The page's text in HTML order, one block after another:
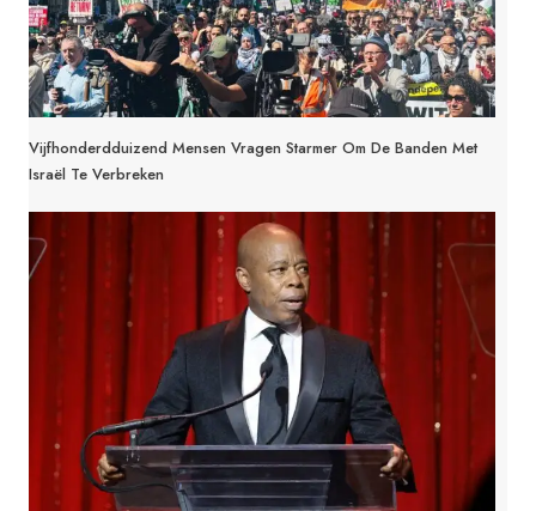
Vijfhonderdduizend Mensen Vragen Starmer Om De Banden Met
Israël Te Verbreken